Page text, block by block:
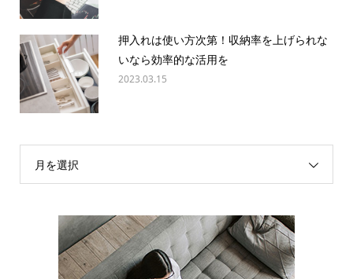
押入れは使い方次第！収納率を上げられな
いなら効率的な活用を
2023.03.15
月を選択